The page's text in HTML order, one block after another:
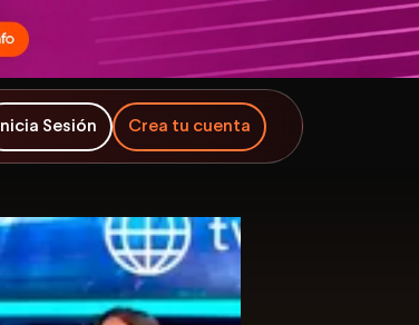
Inicia Sesión Crea tu cuenta